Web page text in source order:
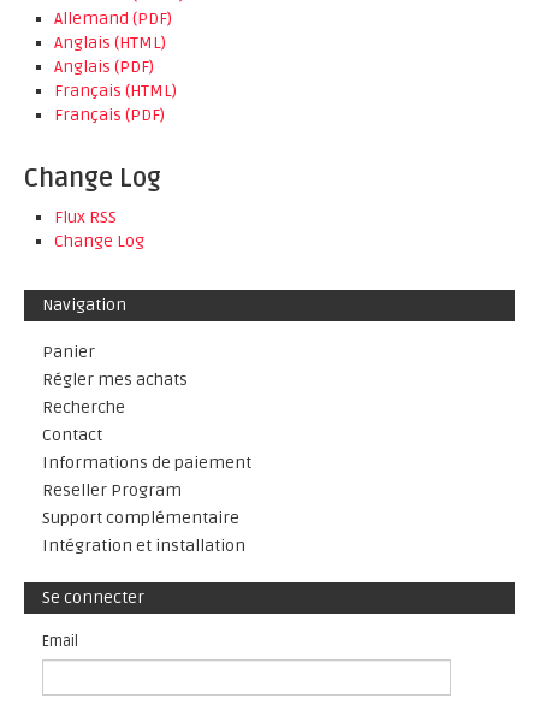
Allemand (PDF)
Anglais (HTML)
Anglais (PDF)
Français (HTML)
Français (PDF)
Change Log
Flux RSS
Change Log
Navigation
Panier
Régler mes achats
Recherche
Contact
Informations de paiement
Reseller Program
Support complémentaire
Intégration et installation
Se connecter
Email